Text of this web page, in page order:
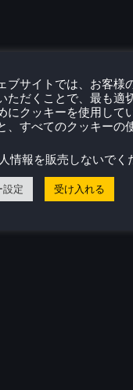
ブサイトでは、お客様
ただくことで、最も適
にクッキーを使用して
、すべてのクッキーの
情報を販売しないでく
設定 受け入れる